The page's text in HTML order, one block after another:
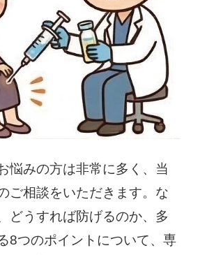
痛
る質問
ック紹介
用情報 コラム
悩みの方は非常に多く、当
ご相談をいただきます。な
どうすれば防げるのか、多
8つのポイントについて、専